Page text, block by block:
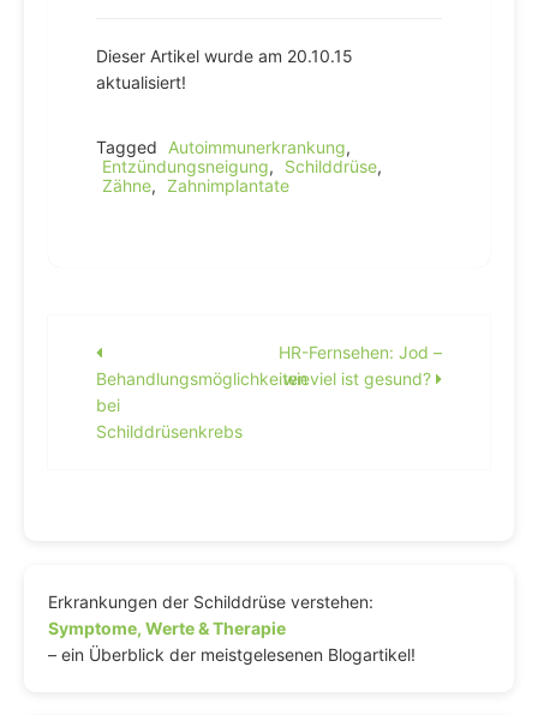
Dieser Artikel wurde am 20.10.15
aktualisiert!
Tagged Autoimmunerkrankung,
Entzündungsneigung, Schilddrüse,
Zähne, Zahnimplantate
Beitragsnavigation
Behandlungsmöglichkeiten
bei
Schilddrüsenkrebs
HR-Fernsehen: Jod –
wieviel ist gesund?
Erkrankungen der Schilddrüse verstehen:
Symptome, Werte & Therapie
– ein Überblick der meistgelesenen Blogartikel!